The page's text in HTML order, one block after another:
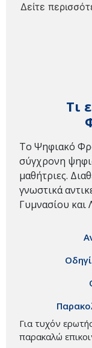
Τι
Το Ψηφιακό
σύγχρονη
μαθήτριες.
γνωστικά
Γυμνασίου και
Για τυχόν
παρακαλώ
Δείτε